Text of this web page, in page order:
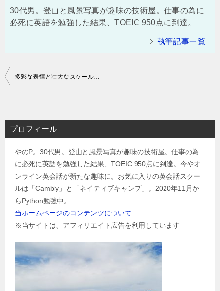
30代男。登山と風景写真が趣味の技術屋。仕事の為に
必死に英語を勉強した結果、TOEIC 950点に到達。
執筆記事一覧
投
ビ
ゲ
多彩な表情と壮大なスケール！鳳凰三山日帰り縦走登山（広河原⇒夜叉神峠駐車場）コースタイム実績：8時間
プロフィール
やのP。30代男。登山と風景写真が趣味の技術屋。仕事の為
に必死に英語を勉強した結果、TOEIC 950点に到達。今やオ
ンライン英会話が新たな趣味に。お気に入りの英会話スクー
ルは「Cambly」と「ネイティブキャンプ」。2020年11月か
らPython勉強中。
当ホームページのコンテンツについて
※当サイトは、アフィリエイト広告を利用しています